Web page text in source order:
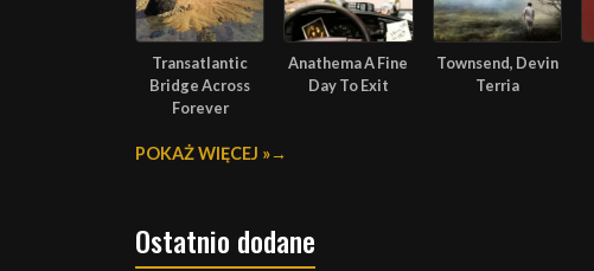
Transatlantic
Bridge Across
Forever
Anathema A Fine
Day To Exit
Townsend, Devin
Terria
POKAŻ WIĘCEJ »
Ostatnio dodane